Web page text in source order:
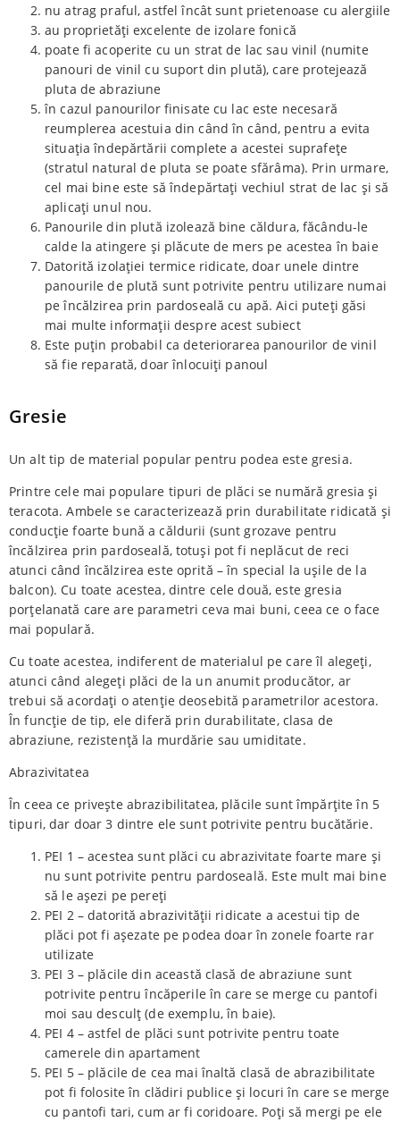
nu atrag praful, astfel încât sunt prietenoase cu alergiile
au proprietăți excelente de izolare fonică
poate fi acoperite cu un strat de lac sau vinil (numite
panouri de vinil cu suport din plută), care protejează
pluta de abraziune
în cazul panourilor finisate cu lac este necesară
reumplerea acestuia din când în când, pentru a evita
situația îndepărtării complete a acestei suprafețe
(stratul natural de pluta se poate sfărâma). Prin urmare,
cel mai bine este să îndepărtați vechiul strat de lac și să
aplicați unul nou.
Panourile din plută izolează bine căldura, făcându-le
calde la atingere și plăcute de mers pe acestea în baie
Datorită izolației termice ridicate, doar unele dintre
panourile de plută sunt potrivite pentru utilizare numai
pe încălzirea prin pardoseală cu apă. Aici puteți găsi
mai multe informații despre acest subiect
Este puțin probabil ca deteriorarea panourilor de vinil
să fie reparată, doar înlocuiți panoul
Gresie
Un alt tip de material popular pentru podea este gresia.
Printre cele mai populare tipuri de plăci se numără gresia și
teracota. Ambele se caracterizează prin durabilitate ridicată și
conducție foarte bună a căldurii (sunt grozave pentru
încălzirea prin pardoseală, totuși pot fi neplăcut de reci
atunci când încălzirea este oprită – în special la ușile de la
balcon). Cu toate acestea, dintre cele două, este gresia
porțelanată care are parametri ceva mai buni, ceea ce o face
mai populară.
Cu toate acestea, indiferent de materialul pe care îl alegeți,
atunci când alegeți plăci de la un anumit producător, ar
trebui să acordați o atenție deosebită parametrilor acestora.
În funcție de tip, ele diferă prin durabilitate, clasa de
abraziune, rezistență la murdărie sau umiditate.
Abrazivitatea
În ceea ce privește abrazibilitatea, plăcile sunt împărțite în 5
tipuri, dar doar 3 dintre ele sunt potrivite pentru bucătărie.
PEI 1 – acestea sunt plăci cu abrazivitate foarte mare și
nu sunt potrivite pentru pardoseală. Este mult mai bine
să le așezi pe pereți
PEI 2 – datorită abrazivității ridicate a acestui tip de
plăci pot fi așezate pe podea doar în zonele foarte rar
utilizate
PEI 3 – plăcile din această clasă de abraziune sunt
potrivite pentru încăperile în care se merge cu pantofi
moi sau desculț (de exemplu, în baie).
PEI 4 – astfel de plăci sunt potrivite pentru toate
camerele din apartament
PEI 5 – plăcile de cea mai înaltă clasă de abrazibilitate
pot fi folosite în clădiri publice și locuri în care se merge
cu pantofi tari, cum ar fi coridoare. Poți să mergi pe ele